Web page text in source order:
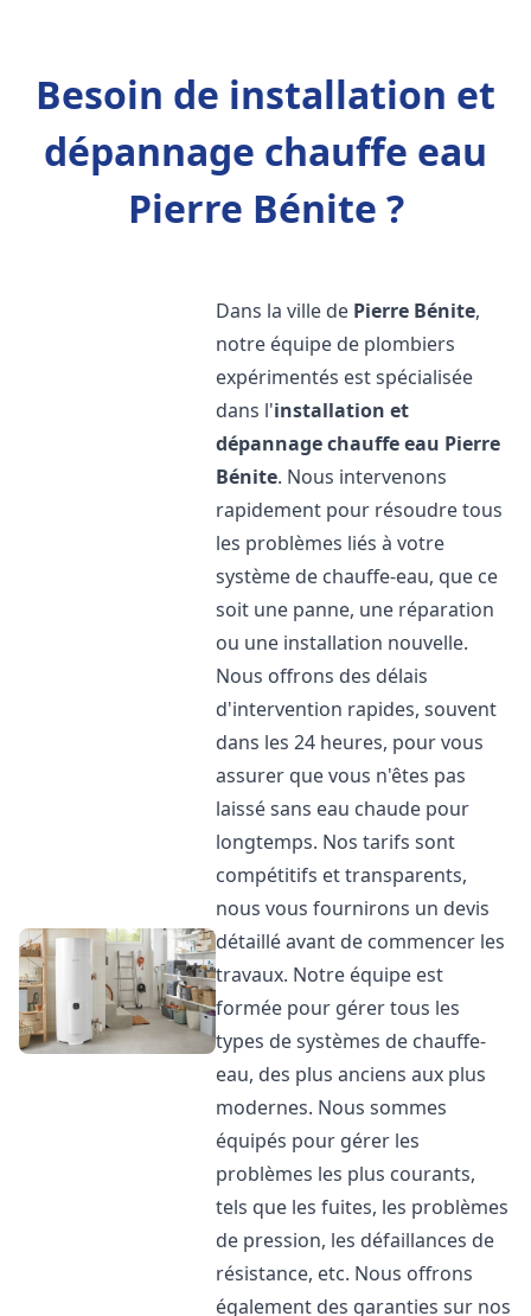
Besoin de installation et
dépannage chauffe eau
Pierre Bénite ?
Dans la ville de Pierre Bénite,
notre équipe de plombiers
expérimentés est spécialisée
dans l'installation et
dépannage chauffe eau Pierre
Bénite. Nous intervenons
rapidement pour résoudre tous
les problèmes liés à votre
système de chauffe-eau, que ce
soit une panne, une réparation
ou une installation nouvelle.
Nous offrons des délais
d'intervention rapides, souvent
dans les 24 heures, pour vous
assurer que vous n'êtes pas
laissé sans eau chaude pour
longtemps. Nos tarifs sont
compétitifs et transparents,
nous vous fournirons un devis
détaillé avant de commencer les
travaux. Notre équipe est
formée pour gérer tous les
types de systèmes de chauffe-
eau, des plus anciens aux plus
modernes. Nous sommes
équipés pour gérer les
problèmes les plus courants,
tels que les fuites, les problèmes
de pression, les défaillances de
résistance, etc. Nous offrons
également des garanties sur nos